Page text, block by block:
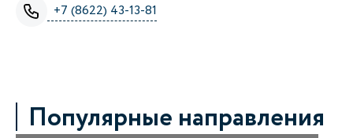
+7 (8622) 43-13-81
Популярные направления